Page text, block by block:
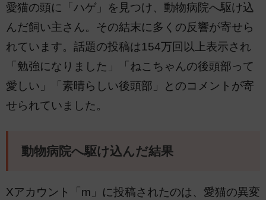
愛猫の頭に「ハゲ」を見つけ、動物病院へ駆け込
んだ飼い主さん。その結末に多くの反響が寄せら
れています。話題の投稿は154万回以上表示され
「勉強になりました」「ねこちゃんの後頭部って
愛しい」「素晴らしい後頭部」とのコメントが寄
せられていました。
動物病院へ駆け込んだ結果
Xアカウント「m」に投稿されたのは、愛猫の異変